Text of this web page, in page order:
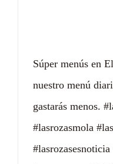
Súper menús en
nuestro menú
gastarás menos.
#lasrozasmola